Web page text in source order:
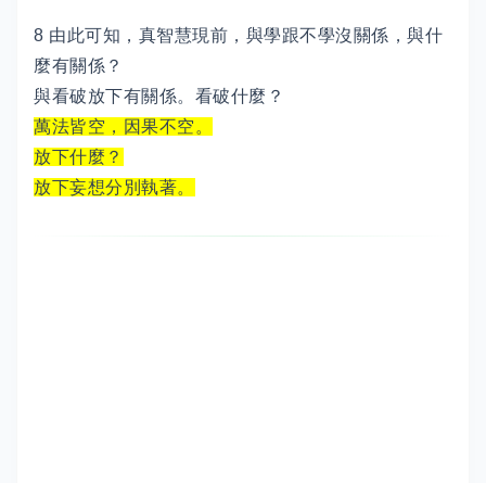
8 由此可知，真智慧現前，與學跟不學沒關係，與什
麼有關係？
與看破放下有關係。看破什麼？
萬法皆空，因果不空。
放下什麼？
放下妄想分別執著。